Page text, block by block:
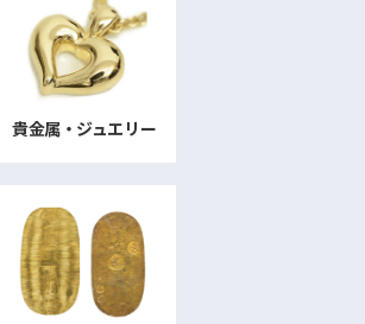
貴金属・ジュエリー